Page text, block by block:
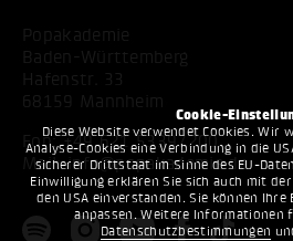
Cookie-
Diese Website verwendet Cookies. Wir
Analyse-Cookies eine Verbindung in die
sicherer Drittstaat im Sinne des EU-
Einwilligung erklären Sie sich auch mit
den USA einverstanden. Sie können
anpassen. Weitere Informationen
Datenschutzbestimmungen
Popakademie
Baden-Württemberg
Hafenstr. 33
68159 Mannheim
Fon:+49 621 53397200
Mail:info@popakademie.de